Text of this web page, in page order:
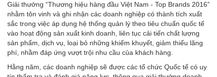
Giải thưởng “Thương hiệu hàng đầu Việt Nam - Top Brands 2016”
nhằm tôn vinh và ghi nhận các doanh nghiệp có thành tích xuất
sắc trong việc áp dụng hệ thống quản lý theo tiêu chuẩn quốc tế
vào hoạt động sản xuất kinh doanh, liên tục cải tiến chất lượng
sản phẩm, dịch vụ, loại bỏ những khiếm khuyết, giảm thiểu lãng
phí, nhằm đáp ứng vượt trội nhu cầu của khách hàng.
Hằng năm, các doanh nghiệp sẽ được các tổ chức Quốc tế có uy